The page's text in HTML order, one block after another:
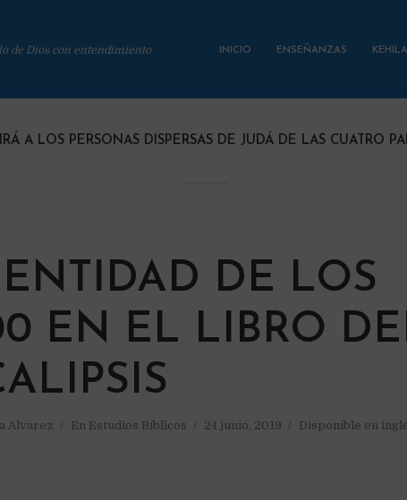
de Dios con entendimiento INICIO ENSEÑANZAS
A LOS PERSONAS DISPERSAS DE JUDÁ DE LAS CUATRO
DE LOS
EN EL LIBRO
Alvarez En Estudios Bíblicos 24 junio, 2019 Disponible en